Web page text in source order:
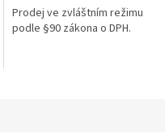
5
hvězdiček.
Prodej ve zvláštním režimu
podle §90 zákona o DPH.